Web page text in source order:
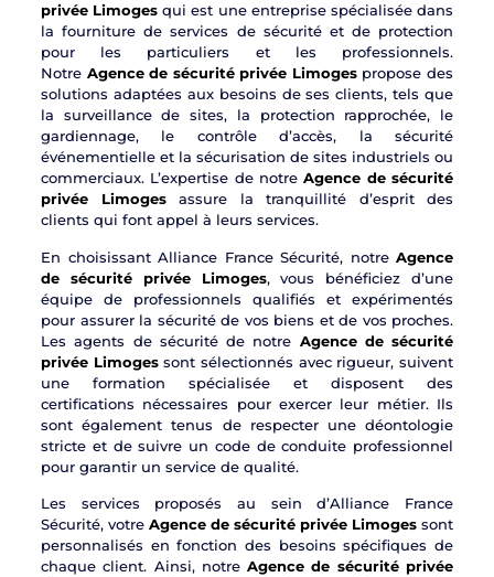
privée Limoges qui est une entreprise spécialisée dans
la fourniture de services de sécurité et de protection
pour les particuliers et les professionnels.
Notre Agence de sécurité privée Limogespropose des
solutions adaptées aux besoins de ses clients, tels que
la surveillance de sites, la protection rapprochée, le
gardiennage, le contrôle d’accès, la sécurité
événementielle et la sécurisation de sites industriels ou
commerciaux. L’expertise de notreAgence de sécurité
privée Limogesassure la tranquillité d’esprit des
clients qui font appel à leurs services.
En choisissant Alliance France Sécurité, notre Agence
de sécurité privée Limoges, vous bénéficiez d’une
équipe de professionnels qualifiés et expérimentés
pour assurer la sécurité de vos biens et de vos proches.
Les agents de sécurité de notre Agence de sécurité
privée Limogessont sélectionnés avec rigueur, suivent
une formation spécialisée et disposent des
certifications nécessaires pour exercer leur métier. Ils
sont également tenus de respecter une déontologie
stricte et de suivre un code de conduite professionnel
pour garantir un service de qualité.
Les services proposés au sein d’Alliance France
Sécurité, votre Agence de sécurité privée Limoges sont
personnalisés en fonction des besoins spécifiques de
chaque client. Ainsi, notreAgence de sécurité privée